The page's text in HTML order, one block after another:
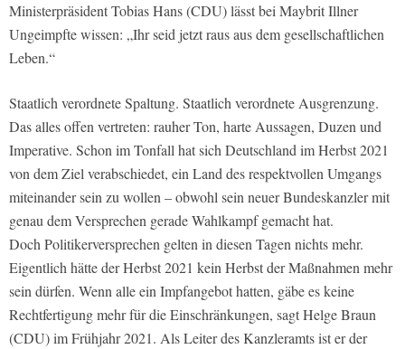
Ministerpräsident Tobias Hans (CDU) lässt bei Maybrit Illner
Ungeimpfte wissen: „Ihr seid jetzt raus aus dem gesellschaftlichen
Leben.“
Staatlich verordnete Spaltung. Staatlich verordnete Ausgrenzung.
Das alles offen vertreten: rauher Ton, harte Aussagen, Duzen und
Imperative. Schon im Tonfall hat sich Deutschland im Herbst 2021
von dem Ziel verabschiedet, ein Land des respektvollen Umgangs
miteinander sein zu wollen – obwohl sein neuer Bundeskanzler mit
genau dem Versprechen gerade Wahlkampf gemacht hat.
Doch Politikerversprechen gelten in diesen Tagen nichts mehr.
Eigentlich hätte der Herbst 2021 kein Herbst der Maßnahmen mehr
sein dürfen. Wenn alle ein Impfangebot hatten, gäbe es keine
Rechtfertigung mehr für die Einschränkungen, sagt Helge Braun
(CDU) im Frühjahr 2021. Als Leiter des Kanzleramts ist er der